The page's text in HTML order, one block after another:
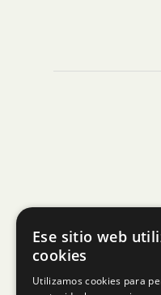
Ese sitio web
cookies
Utilizamos cookies para